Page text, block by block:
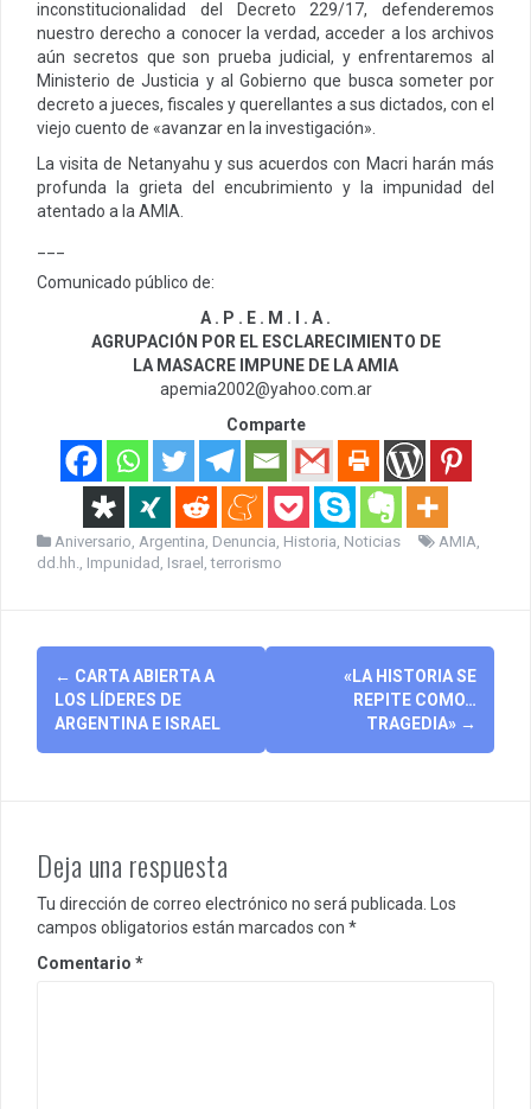
inconstitucionalidad del Decreto 229/17, defenderemos
nuestro derecho a conocer la verdad, acceder a los archivos
aún secretos que son prueba judicial, y enfrentaremos al
Ministerio de Justicia y al Gobierno que busca someter por
decreto a jueces, fiscales y querellantes a sus dictados, con el
viejo cuento de «avanzar en la investigación».
La visita de Netanyahu y sus acuerdos con Macri harán más
profunda la grieta del encubrimiento y la impunidad del
atentado a la AMIA.
Comunicado público de:
A . P . E . M . I . A .
AGRUPACIÓN POR EL ESCLARECIMIENTO DE
LA MASACRE IMPUNE DE LA AMIA
apemia2002@yahoo.com.ar
Comparte
Aniversario Argentina Denuncia Historia Noticias AMIA
dd.hh.
Impunidad Israel ,terrorismo
Post
navigation
← CARTA ABIERTA A
LOS LÍDERES DE
ARGENTINA E ISRAEL
«LA HISTORIA SE
REPITE COMO…
TRAGEDIA» →
Deja una respuesta
Tu dirección de correo electrónico no será publicada.
Los
campos obligatorios están marcados con *
Comentario *